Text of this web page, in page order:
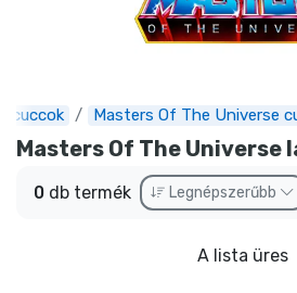
cuccok Masters Of The Universe
Masters Of The Universe
0 db termék Legnépszerűbb
A lista üres
Legújabb cuccok
Express szállítás
Előrendelhető cuccok
Outlet cuccok